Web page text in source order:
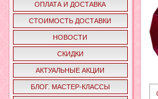
ОПЛАТА И ДОСТАВКА
СТОИМОСТЬ ДОСТАВКИ
НОВОСТИ
СКИДКИ
АКТУАЛЬНЫЕ АКЦИИ
БЛОГ. МАСТЕР-КЛАССЫ